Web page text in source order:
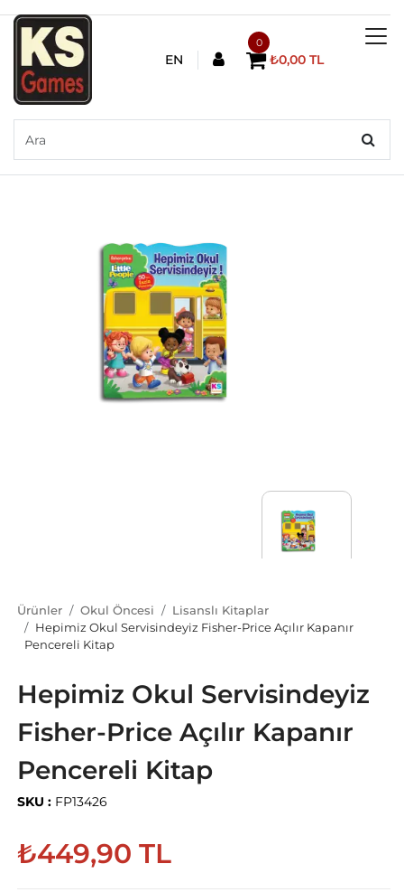
EN
0
₺0,00 TL
Ürünler Okul Öncesi
Lisanslı Kitaplar
Hepimiz Okul Servisindeyiz Fisher-Price Açılır Kapanır
Pencereli Kitap
Hepimiz Okul Servisindeyiz
Fisher-Price Açılır Kapanır
Pencereli Kitap
SKU : FP13426
₺449,90 TL